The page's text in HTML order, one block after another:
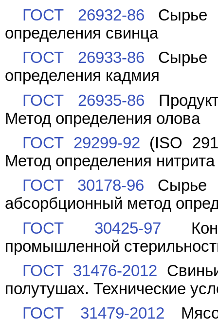
ГОСТ 26932-86 Сырье
определения свинца
ГОСТ 26933-86 Сырье
определения кадмия
ГОСТ 26935-86
Метод определения олова
ГОСТ 29299-92 (ISO
Метод определения нитрита
ГОСТ 30178-96 Сырье
абсорбционный метод
ГОСТ 30425-97
промышленной
ГОСТ 31476-2012
полутушах. Технические
ГОСТ 31479-2012